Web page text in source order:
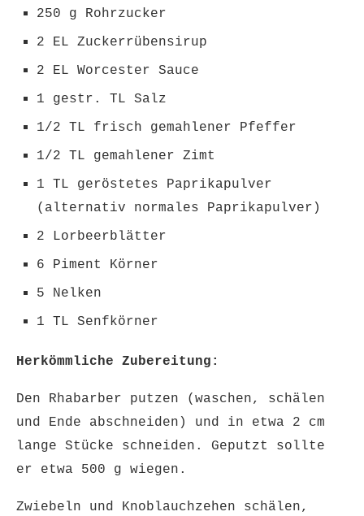
250 g Rohrzucker
2 EL Zuckerrübensirup
2 EL Worcester Sauce
1 gestr. TL Salz
1/2 TL frisch gemahlener Pfeffer
1/2 TL gemahlener Zimt
1 TL geröstetes Paprikapulver
(alternativ normales Paprikapulver)
2 Lorbeerblätter
6 Piment Körner
5 Nelken
1 TL Senfkörner
Herkömmliche Zubereitung:
Den Rhabarber putzen (waschen, schälen
und Ende abschneiden) und in etwa 2 cm
lange Stücke schneiden. Geputzt sollte
er etwa 500 g wiegen.
Zwiebeln und Knoblauchzehen schälen,